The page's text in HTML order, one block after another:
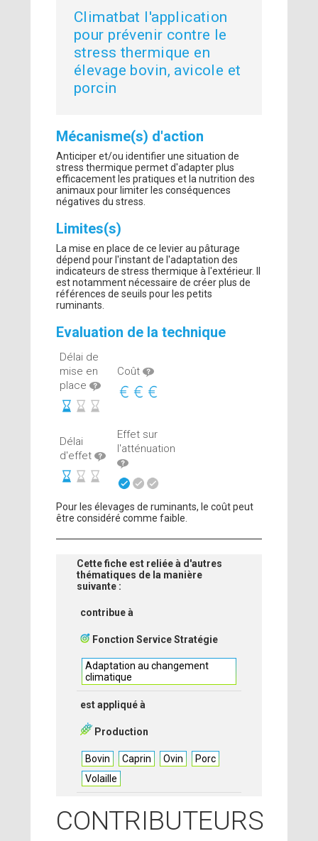
Climatbat l'application
pour prévenir contre le
stress thermique en
élevage bovin, avicole et
porcin
Mécanisme(s) d'action
Anticiper et/ou identifier une situation de
stress thermique permet d'adapter plus
efficacement les pratiques et la nutrition des
animaux pour limiter les conséquences
négatives du stress.
Limites(s)
La mise en place de ce levier au pâturage
dépend pour l'instant de l'adaptation des
indicateurs de stress thermique à l'extérieur. Il
est notamment nécessaire de créer plus de
références de seuils pour les petits
ruminants.
Evaluation de la technique
Délai de
mise en
place
Coût
Délai
d'effet
Effet sur
l'atténuation
Pour les élevages de ruminants, le coût peut
être considéré comme faible.
Cette fiche est reliée à d'autres
thématiques de la manière
suivante :
contribue à
Fonction Service Stratégie
Adaptation au changement
climatique
est appliqué à
Production
Bovin Caprin Ovin
Porc
Volaille
CONTRIBUTEURS